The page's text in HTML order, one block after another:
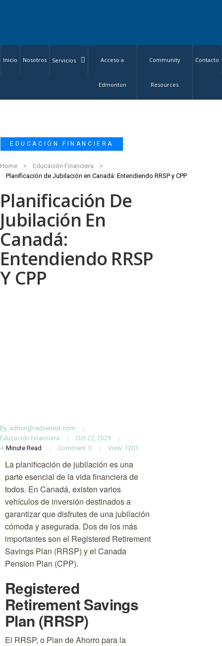
Inicio Nosotros Servicios Acceso a
Edmonton
Community
Resources
Contacto
EDUCACIÓN FINANCIERA
Home
Educación Financiera
Planificación de Jubilación en Canadá: Entendiendo RRSP y CPP
Planificación De
Jubilación En
Canadá:
Entendiendo RRSP
Y CPP
By admin@redvenext.com
Educación Financiera Oct 22, 2023
4 Minute Read 0
Comment 1201
View
La planificación de jubilación es una
parte esencial de la vida financiera de
todos. En Canadá, existen varios
vehículos de inversión destinados a
garantizar que disfrutes de una jubilación
cómoda y asegurada. Dos de los más
importantes son el Registered Retirement
Savings Plan (RRSP) y el Canada
Pension Plan (CPP).
Registered
Retirement Savings
Plan (RRSP)
El RRSP, o Plan de Ahorro para la